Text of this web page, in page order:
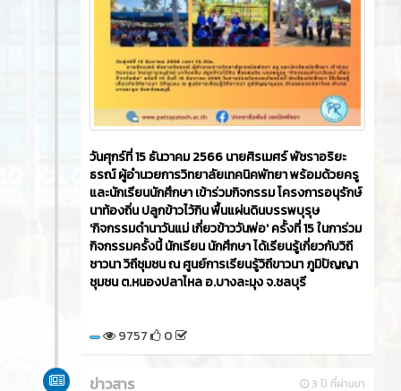
ข่าวสาร 10540 0
2 ปี ที่ผ่านมา
บทความ